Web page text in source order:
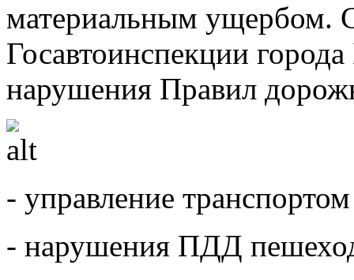
материальным ущербом.
Госавтоинспекции
нарушения Правил
- управление
- нарушения ПДД